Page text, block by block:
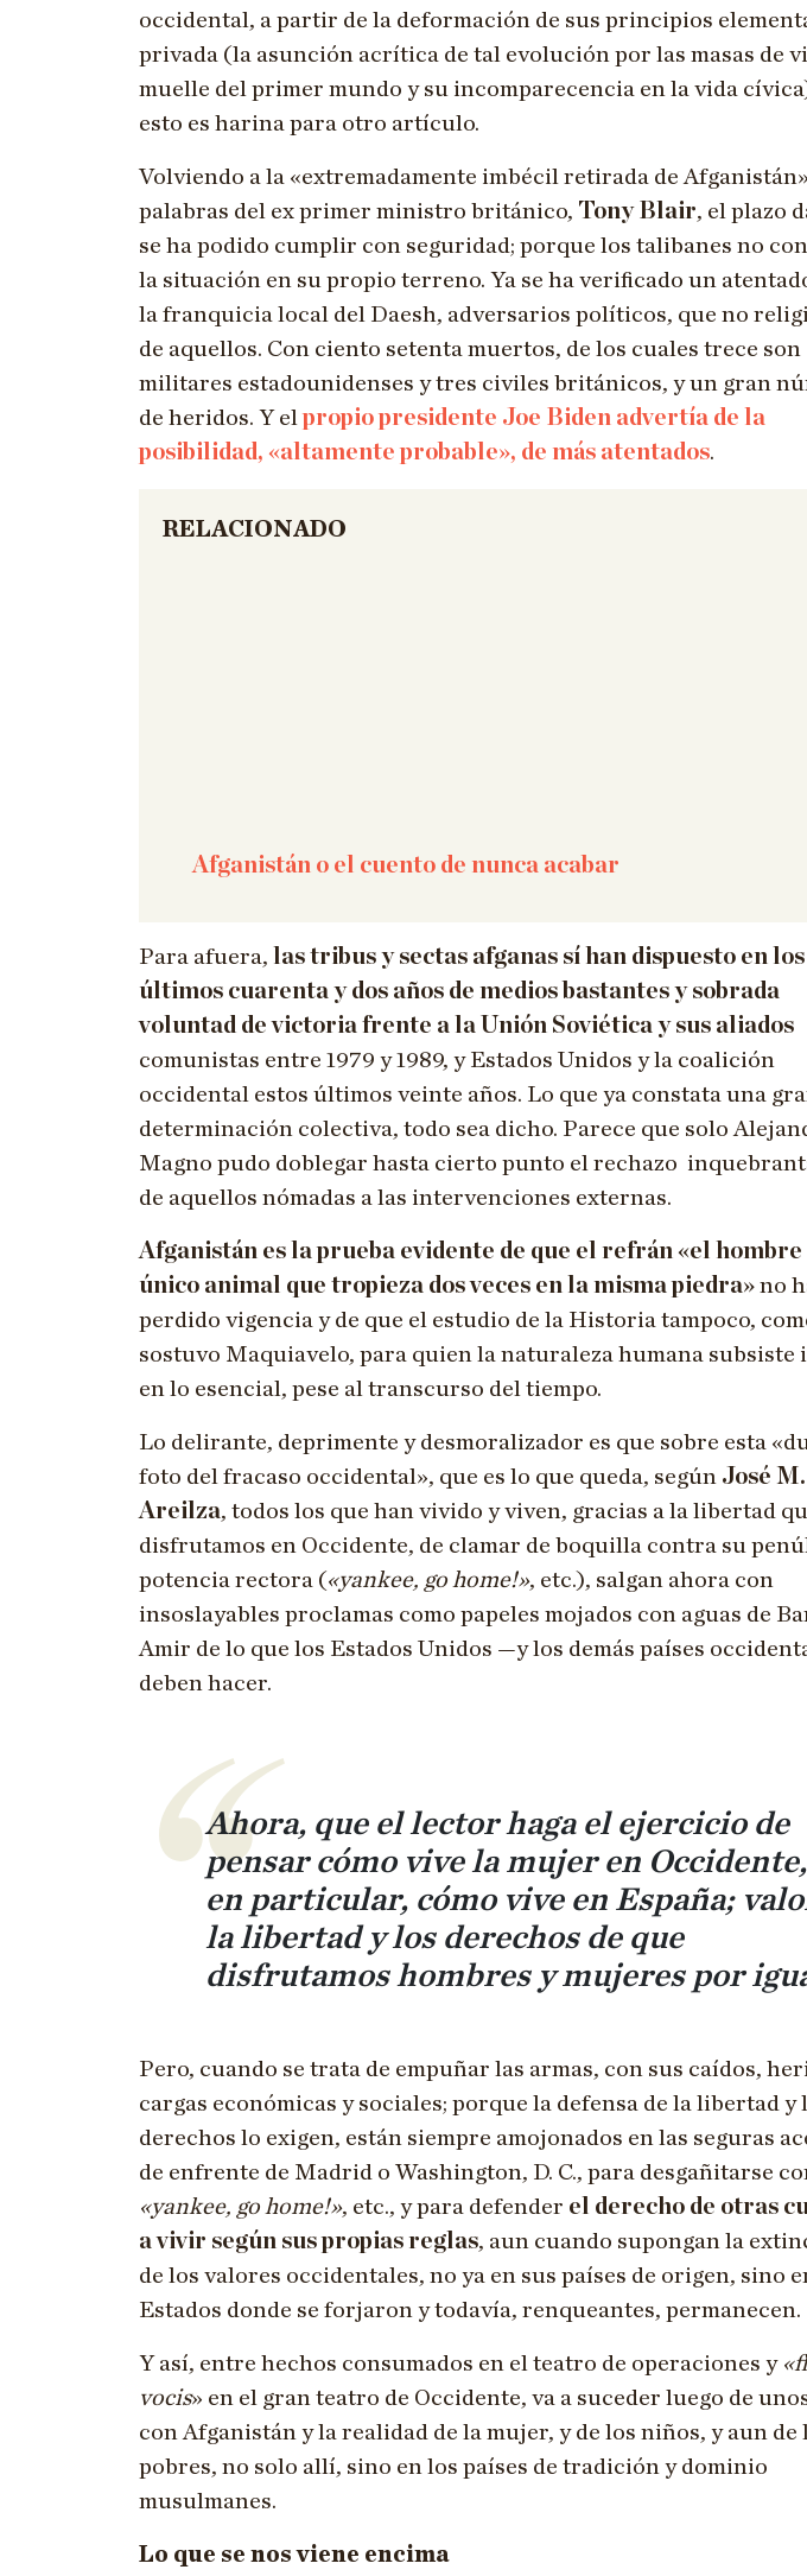
occidental, a partir de la deformación de sus principios
privada (la asunción acrítica de tal evolución por las masas de
muelle del primer mundo y su incomparecencia en la vida
esto es harina para otro artículo.
Volviendo a la «extremadamente imbécil retirada de
palabras del ex primer ministro británico, Tony Blair, el plazo
se ha podido cumplir con seguridad; porque los talibanes no
la situación en su propio terreno. Ya se ha verificado un
la franquicia local del Daesh, adversarios políticos, que no
de aquellos. Con ciento setenta muertos, de los cuales trece son
militares estadounidenses y tres civiles británicos, y un gran
de heridos. Y elpropio presidente Joe Biden advertía de la
posibilidad, «altamente probable», de más atentados.
RELACIONADO
Afganistán o el cuento de nunca acabar
Para afuera, las tribus y sectas afganas sí han dispuesto en los
últimos cuarenta y dos años de medios bastantes y sobrada
voluntad de victoria frente a la Unión Soviética y sus aliados
comunistas entre 1979 y 1989, y Estados Unidos y la coalición
occidental estos últimos veinte años. Lo que ya constata una
determinación colectiva, todo sea dicho. Parece que solo
Magno pudo doblegar hasta cierto punto el rechazo
de aquellos nómadas a las intervenciones externas.
Afganistán es la prueba evidente de que el refrán «el hombre
único animal que tropieza dos veces en la misma piedra» no
perdido vigencia y de que el estudio de la Historia tampoco,
sostuvo Maquiavelo, para quien la naturaleza humana subsiste
en lo esencial, pese al transcurso del tiempo.
Lo delirante, deprimente y desmoralizador es que sobre esta
foto del fracaso occidental», que es lo que queda, según José
Areilza, todos los que han vivido y viven, gracias a la libertad
disfrutamos en Occidente, de clamar de boquilla contra su
potencia rectora («yankee, go home!», etc.), salgan ahora con
insoslayables proclamas como papeles mojados con aguas de
Amir de lo que los Estados Unidos —y los demás países
deben hacer.
Ahora, que el lector haga el ejercicio de
pensar cómo vive la mujer en
en particular, cómo vive en España;
la libertad y los derechos de que
disfrutamos hombres y mujeres por
Pero, cuando se trata de empuñar las armas, con sus caídos,
cargas económicas y sociales; porque la defensa de la libertad y
derechos lo exigen, están siempre amojonados en las seguras
de enfrente de Madrid o Washington, D. C., para desgañitarse
«yankee, go home!», etc., y para defender el derecho de otras
a vivir según sus propias reglas, aun cuando supongan la
de los valores occidentales, no ya en sus países de origen, sino
Estados donde se forjaron y todavía, renqueantes, permanecen.
Y así, entre hechos consumados en el teatro de operaciones y
vocis» en el gran teatro de Occidente, va a suceder luego de
con Afganistán y la realidad de la mujer, y de los niños, y aun de
pobres, no solo allí, sino en los países de tradición y dominio
musulmanes.
Lo que se nos viene encima